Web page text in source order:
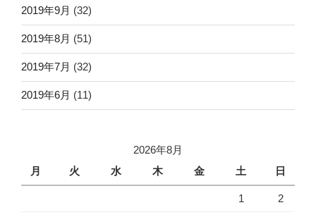
2019年9月 (32)
2019年8月 (51)
2019年7月 (32)
2019年6月 (11)
2026年8月
月
火 水 木 金 土 日
1 2